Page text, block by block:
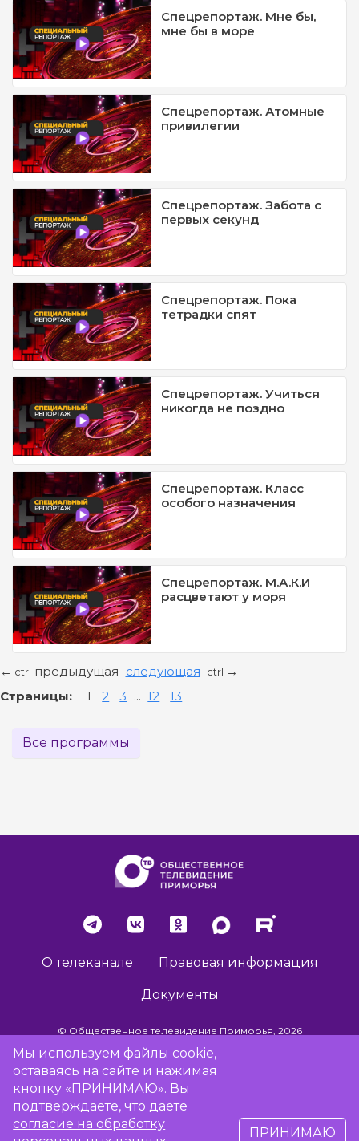
Спецрепортаж. Мне бы,
мне бы в море
Спецрепортаж. Атомные
привилегии
Спецрепортаж. Забота с
первых секунд
Спецрепортаж. Пока
тетрадки спят
Спецрепортаж. Учиться
никогда не поздно
Спецрепортаж. Класс
особого назначения
Спецрепортаж. М.А.К.И
расцветают у моря
← ctrl предыдущая следующая ctrl →
Страницы: 1 2 3 ... 12 13
Все программы
О телеканале Правовая информация
Документы
© Общественное телевидение Приморья, 2026
Разработка сайта -
Мы используем файлы cookie,
оставаясь на сайте и нажимая
кнопку «ПРИНИМАЮ». Вы
подтверждаете, что даете
согласие на обработку
ПРИНИМАЮ